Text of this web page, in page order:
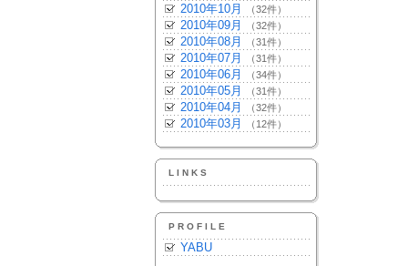
2010年10月 （32件）
2010年09月 （32件）
2010年08月 （31件）
2010年07月 （31件）
2010年06月 （34件）
2010年05月 （31件）
2010年04月 （32件）
2010年03月 （12件）
LINKS
PROFILE
YABU